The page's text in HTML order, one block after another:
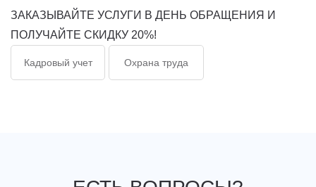
ЗАКАЗЫВАЙТЕ УСЛУГИ В ДЕНЬ ОБРАЩЕНИЯ И
ПОЛУЧАЙТЕ СКИДКУ 20%!
Кадровый учет Охрана труда